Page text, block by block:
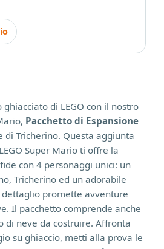
di LEGO con il nostro
Pacchetto di Espansione
di Tricherino. Questa aggiunta
Super Mario ti offre la
con 4 personaggi unici: un
Tricherino ed un adorabile
promette avventure
Il pacchetto comprende anche
di neve da costruire. Affronta
su ghiaccio, metti alla prova le